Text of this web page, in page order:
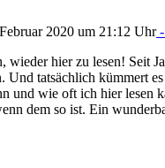
2020 um 21:12 Uhr-
wieder hier zu lesen! Seit
Und tatsächlich kümmert
und wie oft ich hier lesen
dem so ist. Ein